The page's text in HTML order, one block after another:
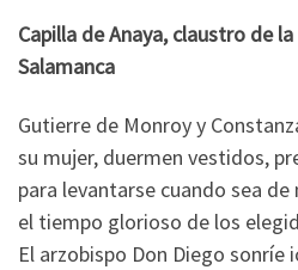
Capilla de Anaya, claustro de
Salamanca
Gutierre de Monroy y
su mujer, duermen vestidos,
para levantarse cuando sea de
el tiempo glorioso de los
El arzobispo Don Diego sonríe